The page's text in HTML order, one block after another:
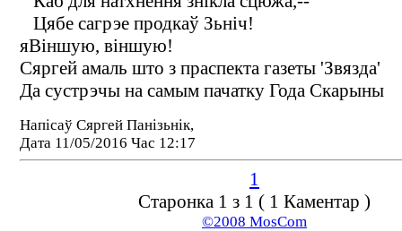
Цябе сагрэе продкаў Зьніч!
яВіншую, віншую!
Сяргей амаль што з праспекта газеты 'Звязда'
Да сустрэчы на самым пачатку Года Скарыны
Напісаў Сяргей Панізьнік,
Дата 11/05/2016 Час 12:17
1
Старонка 1 з 1 ( 1 Каментар )
©2008 MosCom